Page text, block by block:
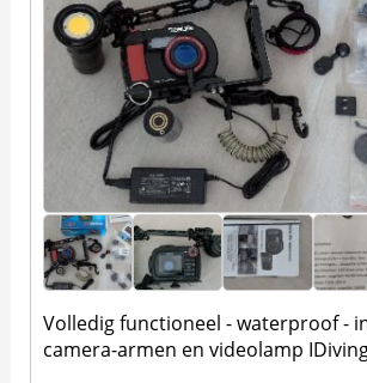
Volledig functioneel - waterproof -
camera-armen en videolamp